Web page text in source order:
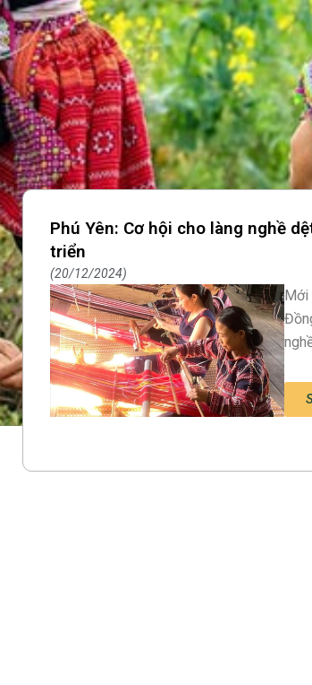
Phú Yên: Cơ hội cho làng nghề
triển
20/12/2024
Mới